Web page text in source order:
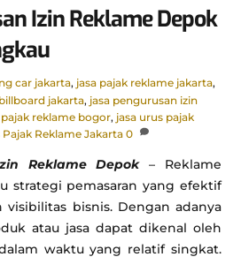
Izin Reklame Depok
car jakarta, jasa pajak reklame jakarta,
jakarta, jasa pengurusan izin
pajak reklame bogor, jasa urus pajak
Pajak Reklame Jakarta 0
Reklame Depok– Reklame
strategi pemasaran yang efektif
bisnis. Dengan adanya
atau jasa dapat dikenal oleh
waktu yang relatif singkat.